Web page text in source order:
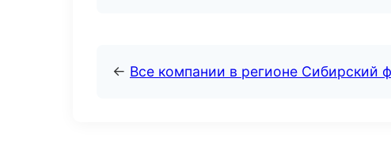
← Все компании в регионе Сибирский